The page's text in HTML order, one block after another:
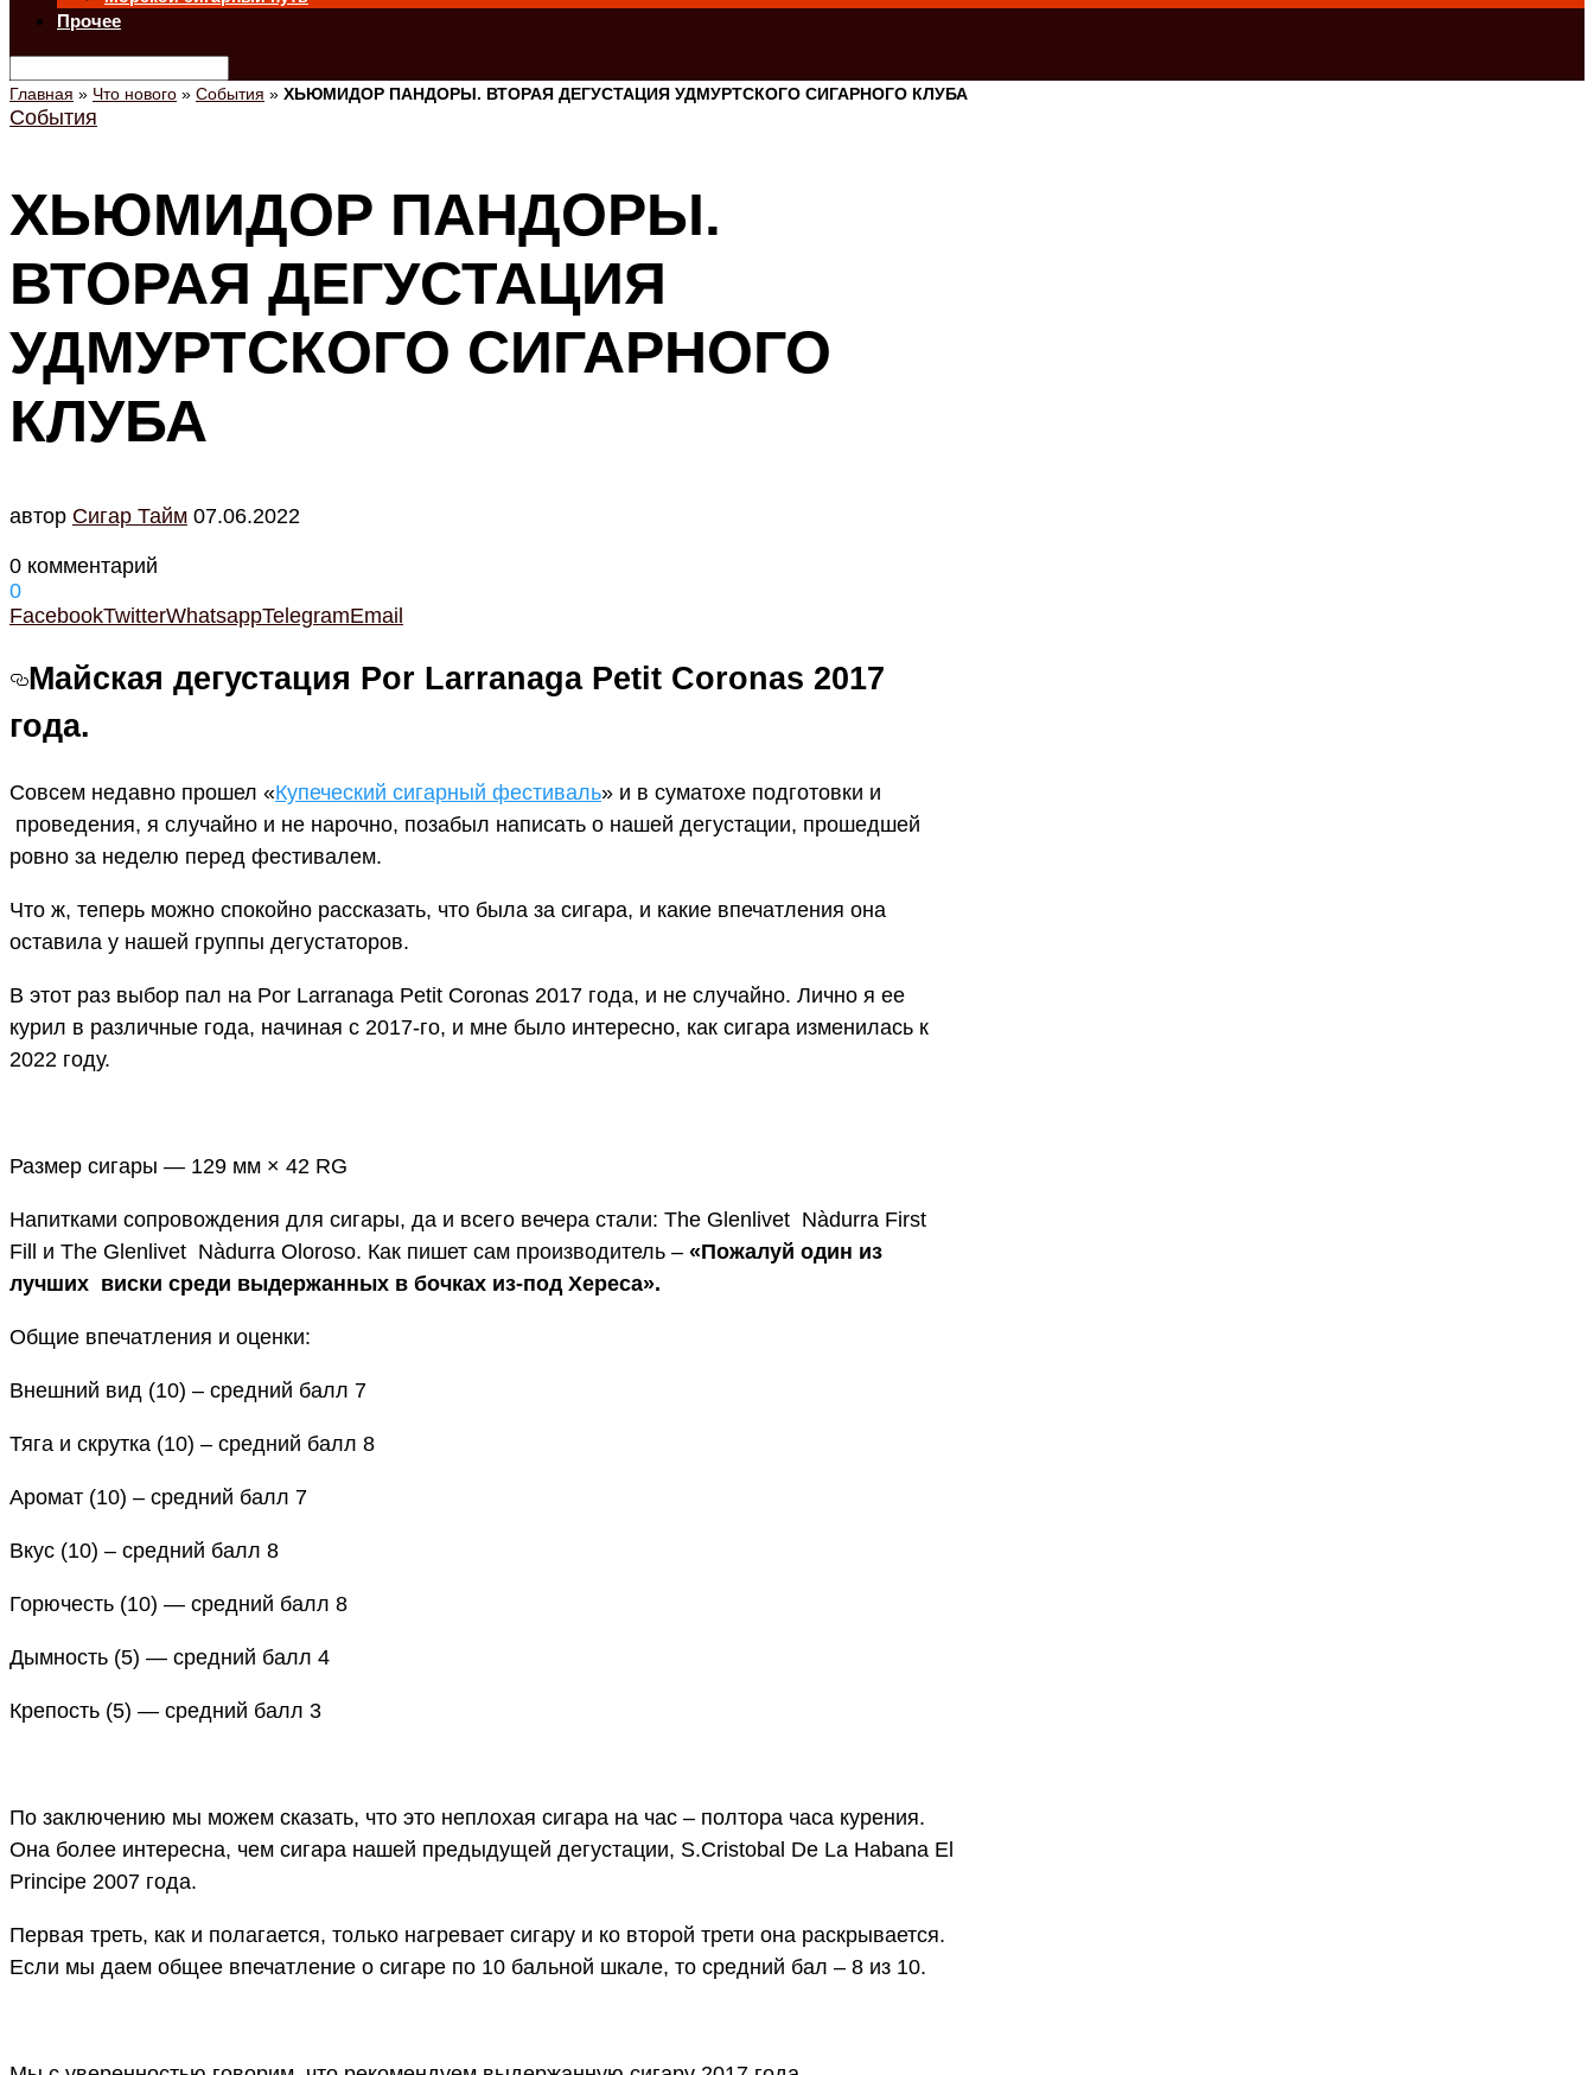
Прочее
Главная » Что нового » События » ХЬЮМИДОР ПАНДОРЫ. ВТОРАЯ ДЕГУСТАЦИЯ УДМУРТСКОГО СИГАРНОГО КЛУБА
События
ХЬЮМИДОР ПАНДОРЫ.
ВТОРАЯ ДЕГУСТАЦИЯ
УДМУРТСКОГО СИГАРНОГО
КЛУБА
автор Cигар Тайм 07.06.2022
0 комментарий
0
FacebookTwitterWhatsappTelegramEmail
Майская дегустация Por Larranaga Petit Coronas 2017
года.
Совсем недавно прошел «Купеческий сигарный фестиваль» и в суматохе подготовки и
проведения, я случайно и не нарочно, позабыл написать о нашей дегустации, прошедшей
ровно за неделю перед фестивалем.
Что ж, теперь можно спокойно рассказать, что была за сигара, и какие впечатления она
оставила у нашей группы дегустаторов.
В этот раз выбор пал на Por Larranaga Petit Coronas 2017 года, и не случайно. Лично я ее
курил в различные года, начиная с 2017-го, и мне было интересно, как сигара изменилась к
2022 году.
Размер сигары — 129 мм × 42 RG
Напитками сопровождения для сигары, да и всего вечера стали: The Glenlivet Nàdurra First
Fill и The Glenlivet Nàdurra Oloroso. Как пишет сам производитель – «Пожалуй один из
лучших виски среди выдержанных в бочках из-под Хереса».
Общие впечатления и оценки:
Внешний вид (10) – средний балл 7
Тяга и скрутка (10) – средний балл 8
Аромат (10) – средний балл 7
Вкус (10) – средний балл 8
Горючесть (10) — средний балл 8
Дымность (5) — средний балл 4
Крепость (5) — средний балл 3
По заключению мы можем сказать, что это неплохая сигара на час – полтора часа курения.
Она более интересна, чем сигара нашей предыдущей дегустации, S.Cristobal De La Habana El
Principe 2007 года.
Первая треть, как и полагается, только нагревает сигару и ко второй трети она раскрывается.
Если мы даем общее впечатление о сигаре по 10 бальной шкале, то средний бал – 8 из 10.